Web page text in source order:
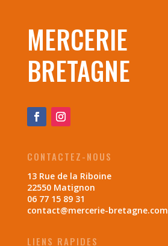
MERCERIE
BRETAGNE
CONTACTEZ-NOUS
13 Rue de la Riboine
22550 Matignon
06 77 15 89 31
contact@mercerie-bretagne.com
LIENS RAPIDES